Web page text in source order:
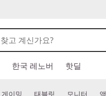
한국 레노버 핫딜
게이밍 태블릿 모니터